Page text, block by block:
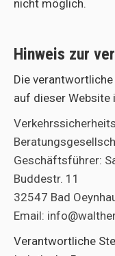
nicht möglich.
Hinweis zur
Die
auf dieser Website
Geschäftsführer:
Buddestr. 11
32547 Bad
Email:
Verantwortliche